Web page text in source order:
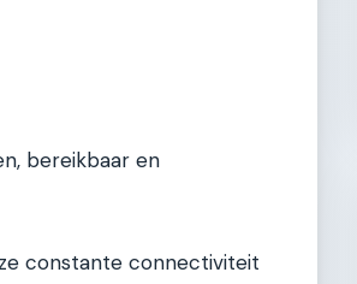
bereikbaar en
constante connectiviteit